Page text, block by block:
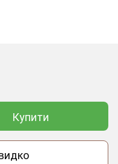
Купити